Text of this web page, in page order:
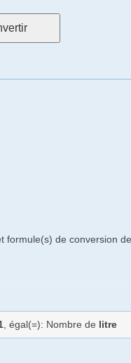
de conversion
, égal(=): Nombre de litre